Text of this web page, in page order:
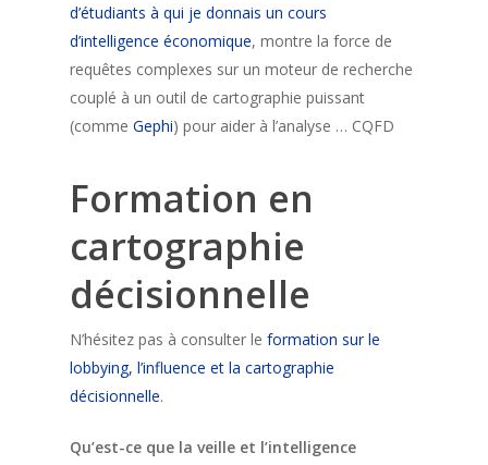
d’étudiants à qui je donnais un cours
d’intelligence économique, montre la force de
requêtes complexes sur un moteur de recherche
couplé à un outil de cartographie puissant
(comme Gephi) pour aider à l’analyse … CQFD
Formation en
cartographie
décisionnelle
N’hésitez pas à consulter le formation sur le
lobbying, l’influence et la cartographie
décisionnelle.
Qu’est-ce que la veille et l’intelligence